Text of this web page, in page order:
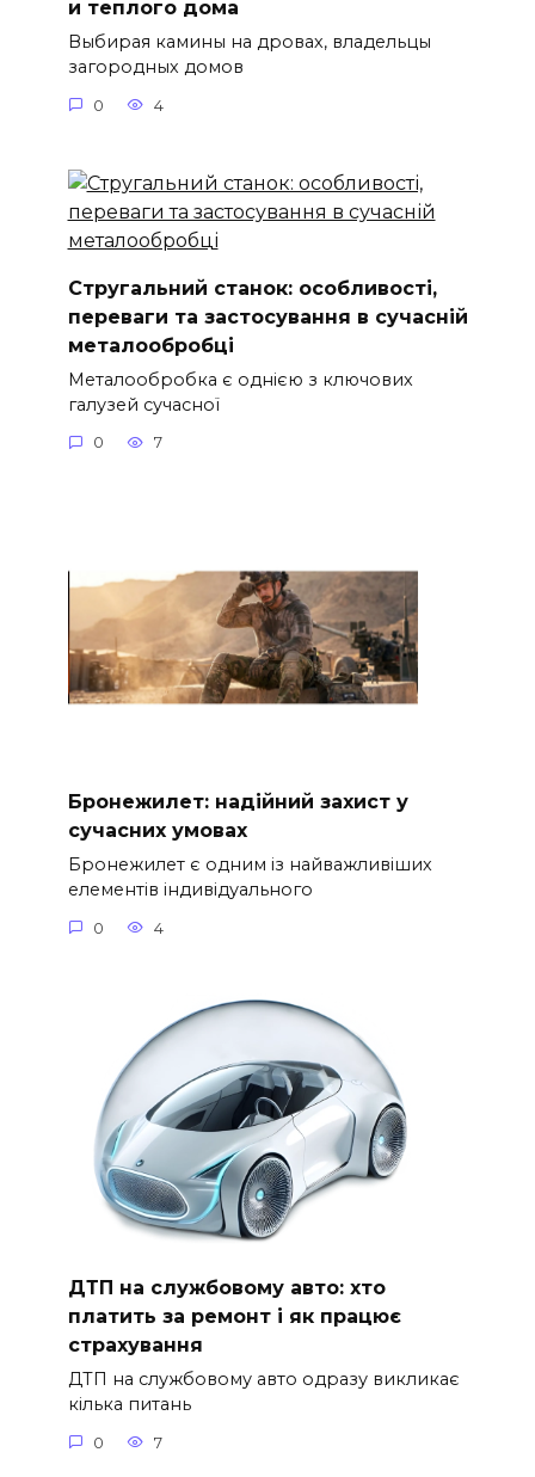
и теплого дома
Выбирая камины на дровах, владельцы
загородных домов
0 4
Стругальний станок: особливості,
переваги та застосування в сучасній
металообробці
Металообробка є однією з ключових
галузей сучасної
0 7
Бронежилет: надійний захист у
сучасних умовах
Бронежилет є одним із найважливіших
елементів індивідуального
0 4
ДТП на службовому авто: хто
платить за ремонт і як працює
страхування
ДТП на службовому авто одразу викликає
кілька питань
0 7